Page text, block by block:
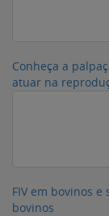
Conheça a
atuar na
FIV em bovinos
bovinos